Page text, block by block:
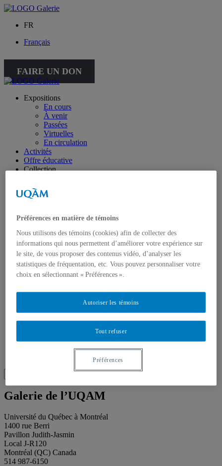
FR
Français
FAIRE UN DON
Expositions
En cours
À venir
Passées
Virtuelles
En circulation
Activités
Offre éducative
Collection
À propos de la collection
Publications
Toutes les publications
À propos des publications
À propos des Éditions les petits carnets
Actualités
À propos
Accessibilité
Contact
Historique
Proposition de projet
Partenaires
Recherche placeholder
for:
Galerie de l’UQAM
Université du Québec à Montréal
1400 rue Berri
Pavillon Judith-Jasmin
Local J-R120
Montréal (QC) Canada
514 987-6150
Préférences en matière de témoins
Nous utilisons des témoins (cookies) afin de collecter des
informations qui nous permettent d’améliorer votre expérience sur
le site, de vous proposer des contenus vidéo, d’analyser les
statistiques de fréquentation, etc. Vous pouvez personnaliser votre
choix en sélectionnant « Préférences ».
Tout refuser
Autoriser les témoins
Préférences